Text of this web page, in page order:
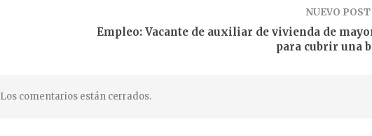
NUEVO POST
Empleo: Vacante de auxiliar de vivienda de
para cubrir una
Los comentarios están cerrados.